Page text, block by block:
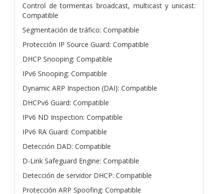
Control de tormentas broadcast, multicast y unicast:
Compatible
Segmentación de tráfico: Compatible
Protección IP Source Guard: Compatible
DHCP Snooping: Compatible
IPv6 Snooping: Compatible
Dynamic ARP Inspection (DAI): Compatible
DHCPv6 Guard: Compatible
IPv6 ND Inspection: Compatible
IPv6 RA Guard: Compatible
Detección DAD: Compatible
D-Link Safeguard Engine: Compatible
Detección de servidor DHCP: Compatible
Protección ARP Spoofing: Compatible